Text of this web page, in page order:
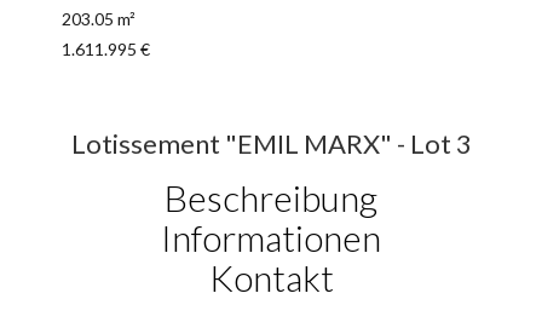
203.05 m²
1.611.995 €
Lotissement "EMIL MARX" - Lot 3
Beschreibung
Informationen
Kontakt